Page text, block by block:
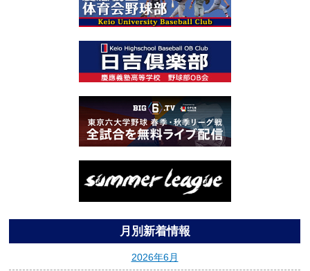
月別新着情報
2026年6月